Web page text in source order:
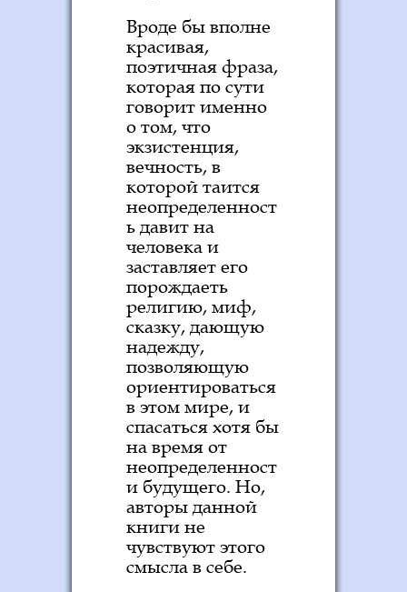
Вроде бы вполне
красивая,
поэтичная фраза,
которая по сути
говорит именно
о том, что
экзистенция,
вечность, в
которой таится
неопределенност
ь давит на
человека и
заставляет его
порождаеть
религию, миф,
сказку, дающую
надежду,
позволяющую
ориентироваться
в этом мире, и
спасаться хотя бы
на время от
неопределенност
и будущего. Но,
авторы данной
книги не
чувствуют этого
смысла в себе.